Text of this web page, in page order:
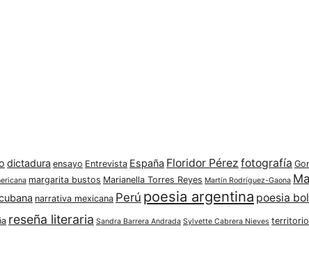
dictadura ensayo Entrevista España Floridor Pérez fotografía
margarita bustos Marianella Torres Reyes Martín Rodríguez-Gaona
narrativa mexicana Perú poesia argentina poesia
reseña literaria Sandra Barrera Andrada Sylvette Cabrera Nieves territorio